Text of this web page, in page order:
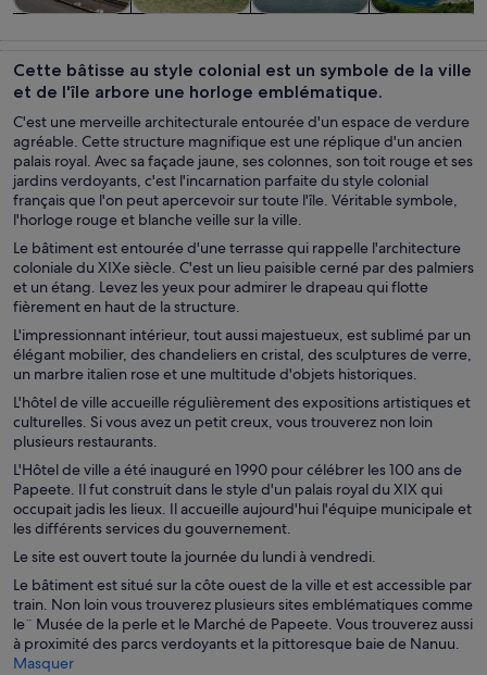
excursions
personnalisées
plein air
Cette bâtisse au style colonial est un symbole de la ville
et de l'île arbore une horloge emblématique.
C'est une merveille architecturale entourée d'un espace de verdure
agréable. Cette structure magnifique est une réplique d'un ancien
palais royal. Avec sa façade jaune, ses colonnes, son toit rouge et ses
jardins verdoyants, c'est l'incarnation parfaite du style colonial
français que l'on peut apercevoir sur toute l'île. Véritable symbole,
l'horloge rouge et blanche veille sur la ville.
Le bâtiment est entourée d'une terrasse qui rappelle l'architecture
coloniale du XIXe siècle. C'est un lieu paisible cerné par des palmiers
et un étang. Levez les yeux pour admirer le drapeau qui flotte
fièrement en haut de la structure.
L'impressionnant intérieur, tout aussi majestueux, est sublimé par un
élégant mobilier, des chandeliers en cristal, des sculptures de verre,
un marbre italien rose et une multitude d'objets historiques.
L'hôtel de ville accueille régulièrement des expositions artistiques et
culturelles. Si vous avez un petit creux, vous trouverez non loin
plusieurs restaurants.
L'Hôtel de ville a été inauguré en 1990 pour célébrer les 100 ans de
Papeete. Il fut construit dans le style d'un palais royal du XIX qui
occupait jadis les lieux. Il accueille aujourd'hui l'équipe municipale et
les différents services du gouvernement.
Le site est ouvert toute la journée du lundi à vendredi.
Le bâtiment est situé sur la côte ouest de la ville et est accessible par
train. Non loin vous trouverez plusieurs sites emblématiques comme
le¨ Musée de la perle et le Marché de Papeete. Vous trouverez aussi
à proximité des parcs verdoyants et la pittoresque baie de Nanuu.
Masquer